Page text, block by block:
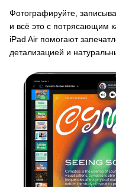
Фотографируйте,
и всё это с потрясающим
iPad Air помогают
детализацией и